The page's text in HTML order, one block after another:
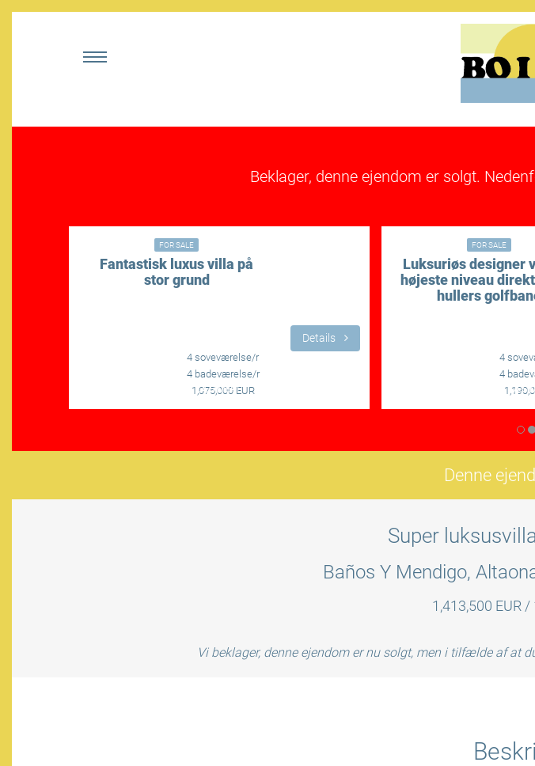
Beklager, denne ejendom er solgt.
FOR SALE
Fantastisk luxus villa på
stor grund
Details
4 soveværelse/r
4 badeværelse/r
1,075,000 EUR
LÆS MERE
FOR SALE
Luksuriøs designer
højeste niveau
hullers
4
4
LÆS
Denne
Super
Baños Y Mendigo,
1,413,500 EUR
Vi beklager, denne ejendom er nu solgt, men i tilfælde af at